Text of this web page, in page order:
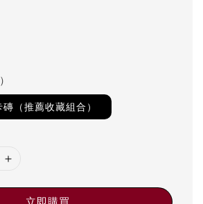
（推薦收藏組合）
立即購買